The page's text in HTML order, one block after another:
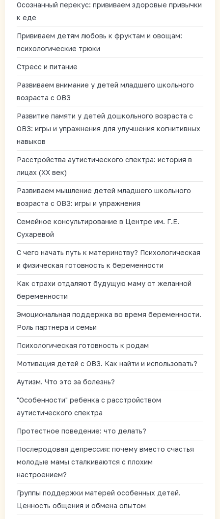
Осознанный перекус: прививаем здоровые привычки
к еде
Прививаем детям любовь к фруктам и овощам:
психологические трюки
Стресс и питание
Развиваем внимание у детей младшего школьного
возраста с ОВЗ
Развитие памяти у детей дошкольного возраста с
ОВЗ: игры и упражнения для улучшения когнитивных
навыков
Расстройства аутистического спектра: история в
лицах (XX век)
Развиваем мышление детей младшего школьного
возраста с ОВЗ: игры и упражнения
Семейное консультирование в Центре им. Г.Е.
Сухаревой
С чего начать путь к материнству? Психологическая
и физическая готовность к беременности
Как страхи отдаляют будущую маму от желанной
беременности
Эмоциональная поддержка во время беременности.
Роль партнера и семьи
Психологическая готовность к родам
Мотивация детей с ОВЗ. Как найти и использовать?
Аутизм. Что это за болезнь?
"Особенности" ребенка с расстройством
аутистического спектра
Протестное поведение: что делать?
Послеродовая депрессия: почему вместо счастья
молодые мамы сталкиваются с плохим
настроением?
Группы поддержки матерей особенных детей.
Ценность общения и обмена опытом